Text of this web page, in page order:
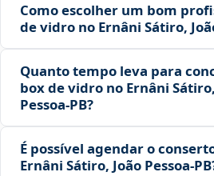
Como escolher um bom
de vidro no Ernâni Sátiro,
Quanto tempo leva para
box de vidro no Ernâni
Pessoa‑PB?
É possível agendar o
Ernâni Sátiro, João